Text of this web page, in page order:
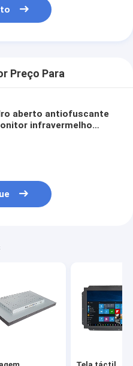
Preço Para
aberto antiofuscante
infravermelho